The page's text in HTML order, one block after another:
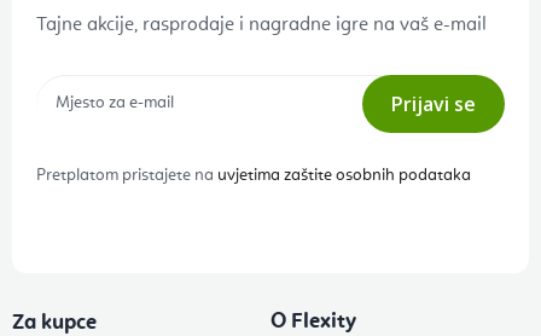
Tajne akcije, rasprodaje i nagradne igre na vaš e-mail
Prijavi se
Pretplatom pristajete na uvjetima zaštite osobnih podataka
Za kupce O Flexity